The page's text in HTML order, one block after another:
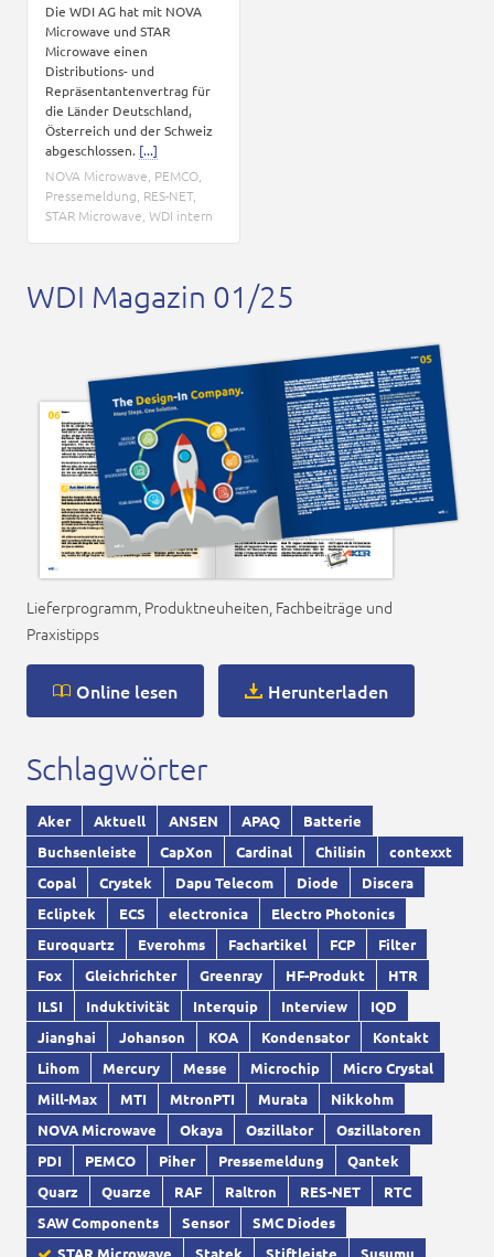
Die WDI AG hat mit NOVA
Microwave und STAR
Microwave einen
Distributions- und
Repräsentantenvertrag für
die Länder Deutschland,
Österreich und der Schweiz
abgeschlossen. [...]
NOVA Microwave PEMCO
Pressemeldung RES-NET,
STAR Microwave WDI intern
WDI Magazin 01/25
Lieferprogramm, Produktneuheiten, Fachbeiträge und
Praxistipps
Online lesen Herunterladen
Schlagwörter
Aker Aktuell ANSEN APAQ
Batterie
Buchsenleiste
CapXon Cardinal Chilisin
contexxt
Copal
Crystek Dapu Telecom Diode
Discera
Ecliptek
ECS electronica
Electro Photonics
Euroquartz
Everohms Fachartikel FCP
Filter
Fox
Gleichrichter Greenray HF-Produkt
HTR
ILSI
Induktivität Interquip Interview
IQD
Jianghai
Johanson KOA Kondensator
Kontakt
Lihom
Mercury Messe Microchip
Micro Crystal
Mill-Max
MTI MtronPTI Murata
Nikkohm
NOVA Microwave
Okaya Oszillator
Oszillatoren
PDI
PEMCO Piher Pressemeldung
Qantek
Quarz
Quarze RAF Raltron RES-NET
RTC
SAW Components
Sensor
SMC Diodes